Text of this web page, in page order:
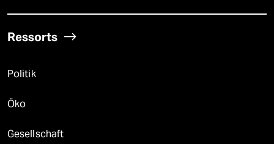
Ressorts
Politik
Öko
Gesellschaft